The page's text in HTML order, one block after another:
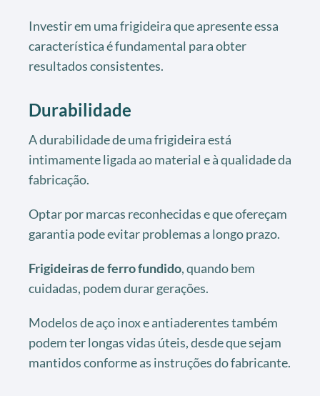
Investir em uma frigideira que apresente essa
característica é fundamental para obter
resultados consistentes.
Durabilidade
A durabilidade de uma frigideira está
intimamente ligada ao material e à qualidade da
fabricação.
Optar por marcas reconhecidas e que ofereçam
garantia pode evitar problemas a longo prazo.
Frigideiras de ferro fundido, quando bem
cuidadas, podem durar gerações.
Modelos de aço inox e antiaderentes também
podem ter longas vidas úteis, desde que sejam
mantidos conforme as instruções do fabricante.